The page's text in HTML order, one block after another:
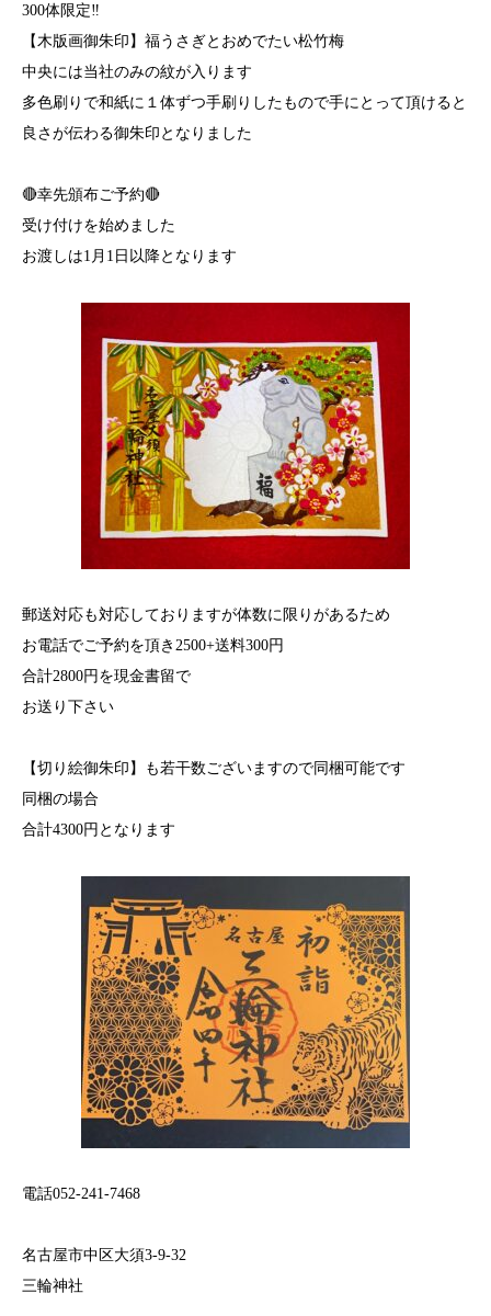
300体限定‼️
【木版画御朱印】福うさぎとおめでたい松竹梅
中央には当社のみの紋が入ります
多色刷りで和紙に１体ずつ手刷りしたもので手にとって頂けると
良さが伝わる御朱印となりました
🔴幸先頒布ご予約🔴
受け付けを始めました
お渡しは1月1日以降となります
郵送対応も対応しておりますが体数に限りがあるため
お電話でご予約を頂き2500+送料300円
合計2800円を現金書留で
お送り下さい
【切り絵御朱印】も若干数ございますので同梱可能です
同梱の場合
合計4300円となります
電話052-241-7468
名古屋市中区大須3-9-32
三輪神社